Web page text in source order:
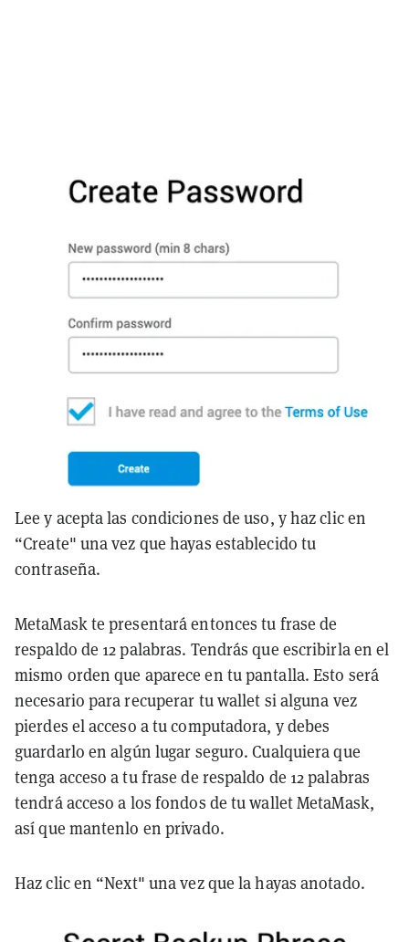
Lee y acepta las condiciones de uso, y haz clic en
“Create" una vez que hayas establecido tu
contraseña.
MetaMask te presentará entonces tu frase de
respaldo de 12 palabras. Tendrás que escribirla en el
mismo orden que aparece en tu pantalla. Esto será
necesario para recuperar tu wallet si alguna vez
pierdes el acceso a tu computadora, y debes
guardarlo en algún lugar seguro. Cualquiera que
tenga acceso a tu frase de respaldo de 12 palabras
tendrá acceso a los fondos de tu wallet MetaMask,
así que mantenlo en privado.
Haz clic en “Next" una vez que la hayas anotado.